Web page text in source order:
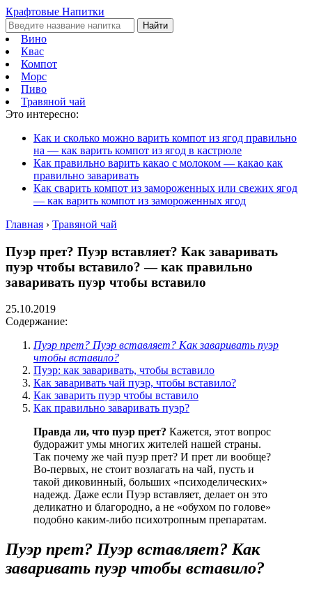
Крафтовые Напитки
Найти
Вино
Квас
Компот
Морс
Пиво
Травяной чай
Это интересно:
Как и сколько можно варить компот из ягод правильно
на — как варить компот из ягод в кастрюле
Как правильно варить какао с молоком — какао как
правильно заваривать
Как сварить компот из замороженных или свежих ягод
— как варить компот из замороженных ягод
Главная › Травяной чай
Пуэр прет? Пуэр вставляет? Как заваривать
пуэр чтобы вставило? — как правильно
заваривать пуэр чтобы вставило
25.10.2019
Содержание:
Пуэр прет? Пуэр вставляет? Как заваривать пуэр
чтобы вставило?
Пуэр: как заваривать, чтобы вставило
Как заваривать чай пуэр, чтобы вставило?
Как заварить пуэр чтобы вставило
Как правильно заваривать пуэр?
Правда ли, что пуэр прет? Кажется, этот вопрос
будоражит умы многих жителей нашей страны.
Так почему же чай пуэр прет? И прет ли вообще?
Во-первых, не стоит возлагать на чай, пусть и
такой диковинный, больших «психоделических»
надежд. Даже если Пуэр вставляет, делает он это
деликатно и благородно, а не «обухом по голове»
подобно каким-либо психотропным препаратам.
Пуэр прет? Пуэр вставляет? Как
заваривать пуэр чтобы вставило?